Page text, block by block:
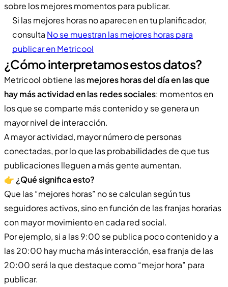
sobre los mejores momentos para publicar.
Si las mejores horas no aparecen en tu planificador,
consulta No se muestran las mejores horas para
publicar en Metricool
¿Cómo interpretamos estos datos?
Metricool obtiene lasmejores horas del día en las que
hay más actividad en las redes sociales: momentos en
los que se comparte más contenido y se genera un
mayor nivel de interacción.
A mayor actividad, mayor número de personas
conectadas, por lo que las probabilidades de que tus
publicaciones lleguen a más gente aumentan.
👉 ¿Qué significa esto?
Que las “mejores horas” no se calculan según tus
seguidores activos, sino en función de las franjas horarias
con mayor movimiento en cada red social.
Por ejemplo, si a las 9:00 se publica poco contenido y a
las 20:00 hay mucha más interacción, esa franja de las
20:00 será la que destaque como “mejor hora” para
publicar.